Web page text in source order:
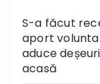
S-a făcut
aport
aduce
acasă